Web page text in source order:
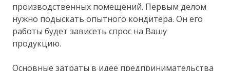
производственных помещений. Первым делом
нужно подыскать опытного кондитера. Он его
работы будет зависеть спрос на Вашу
продукцию.
Основные затраты в идее предпринимательства